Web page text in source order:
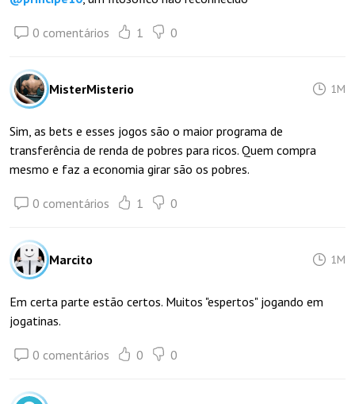
0 comentários 1 0
MisterMisterio 1M
Sim, as bets e esses jogos são o maior programa de
transferência de renda de pobres para ricos. Quem compra
mesmo e faz a economia girar são os pobres.
0 comentários 1 0
Marcito 1M
Em certa parte estão certos. Muitos "espertos" jogando em
jogatinas.
0 comentários 0 0